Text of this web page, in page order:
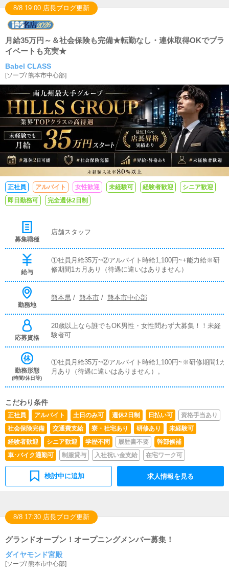
8/8 19:00 店長ブログ更新
月給35万円～＆社会保険も完備★転勤なし・連休取得OKでプラ
イベートも充実★
Babel CLASS
[ソープ/熊本市中心部]
正社員 アルバイト 女性歓迎 未経験可 経験者歓迎
シニア歓迎
即日勤務可
完全週休2日制
募集職種
店舗スタッフ
給与
①社員月給35万~②アルバイト時給1,100円~+能力給※研
修期間1カ月あり（待遇に違いはありません）
勤務地
熊本県/ 熊本市/ 熊本市中心部
応募資格
20歳以上なら誰でもOK男性・女性問わず大募集！！未経
験者可
勤務形態
(時間/休日等)
①社員月給35万~②アルバイト時給1,100円~※研修期間1カ
月あり（待遇に違いはありません）。
こだわり条件
正社員 アルバイト 土日のみ可 週休2日制 日払い可
資格手当あり
社会保険完備
交通費支給 寮・社宅あり 研修あり
未経験可
経験者歓迎
シニア歓迎 学歴不問 履歴書不要
幹部候補
車･バイク通勤可
制服貸与 入社祝い金支給 在宅ワーク可
検討中に追加 求人情報を見る
8/8 17:30 店長ブログ更新
グランドオープン！オープニングメンバー募集！
ダイヤモンド宮殿
[ソープ/熊本市中心部]